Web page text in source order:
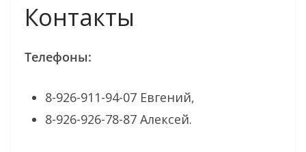
Контакты
Телефоны:
8-926-911-94-07 Евгений,
8-926-926-78-87 Алексей.